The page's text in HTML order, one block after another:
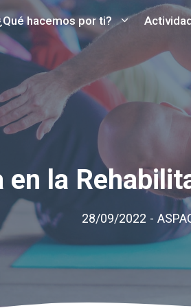
hacemos por ti?
en la
28/09/2022 -